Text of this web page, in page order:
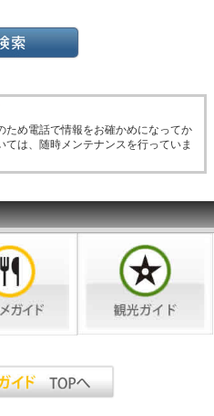
ため電話で情報をお確かめになってか
は、随時メンテナンスを行っていま